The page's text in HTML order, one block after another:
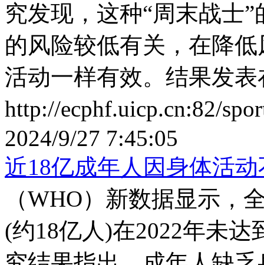
究发现，这种“周末战士
的风险较低有关，在降
活动一样有效。结果发
http://ecphf.uicp.cn:82/
2024/9/27 7:45:05
近18亿成年人因身体活
（WHO）新数据显示，
(约18亿人)在2022年未